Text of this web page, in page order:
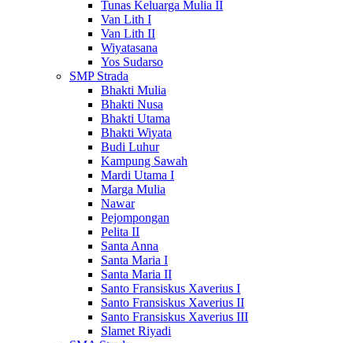
Tunas Keluarga Mulia II
Van Lith I
Van Lith II
Wiyatasana
Yos Sudarso
SMP Strada
Bhakti Mulia
Bhakti Nusa
Bhakti Utama
Bhakti Wiyata
Budi Luhur
Kampung Sawah
Mardi Utama I
Marga Mulia
Nawar
Pejompongan
Pelita II
Santa Anna
Santa Maria I
Santa Maria II
Santo Fransiskus Xaverius I
Santo Fransiskus Xaverius II
Santo Fransiskus Xaverius III
Slamet Riyadi